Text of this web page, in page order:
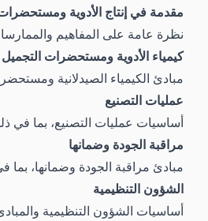
مقدمة في إنتاج الأدوية
نظرة عامة على المفاهيم
كيمياء الأدوية ومستحضرات التجميل
مبادئ الكيمياء الصيدلانية
عمليات التصنيع
أساسيات عمليات التصنيع، بما في
مراقبة الجودة وضمانها
مبادئ مراقبة الجودة وضمانها، بما
الشؤون التنظيمية
أساسيات الشؤون التنظيمية